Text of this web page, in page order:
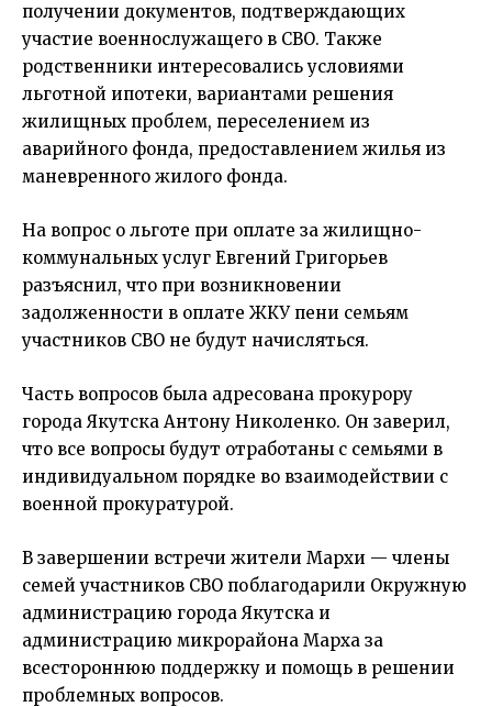
получении документов, подтверждающих
участие военнослужащего в СВО. Также
родственники интересовались условиями
льготной ипотеки, вариантами решения
жилищных проблем, переселением из
аварийного фонда, предоставлением жилья из
маневренного жилого фонда.
На вопрос о льготе при оплате за жилищно-
коммунальных услуг Евгений Григорьев
разъяснил, что при возникновении
задолженности в оплате ЖКУ пени семьям
участников СВО не будут начисляться.
Часть вопросов была адресована прокурору
города Якутска Антону Николенко. Он заверил,
что все вопросы будут отработаны с семьями в
индивидуальном порядке во взаимодействии с
военной прокуратурой.
В завершении встречи жители Мархи — члены
семей участников СВО поблагодарили Окружную
администрацию города Якутска и
администрацию микрорайона Марха за
всестороннюю поддержку и помощь в решении
проблемных вопросов.